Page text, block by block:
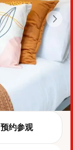
预约参观